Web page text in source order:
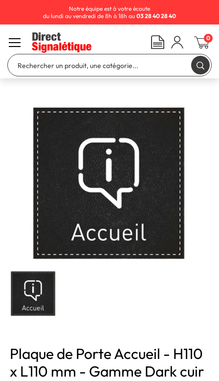
Plaque de Porte Accueil - H110
x L110 mm - Gamme Dark cuir
Notre équipe est à votre écoute
du lundi au vendredi de 8h à 18h au 03 28 40 28 40
0